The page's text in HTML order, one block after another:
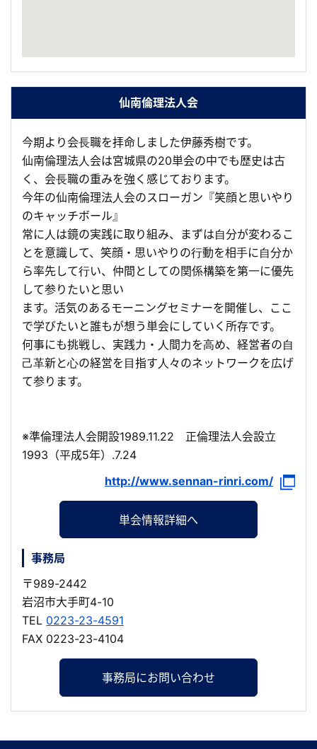
仙南倫理法人会
今期より会⻑職を拝命しました伊藤秀樹です。
仙南倫理法⼈会は宮城県の20単会の中でも歴史は古
く、会⻑職の重みを強く感じております。
今年の仙南倫理法⼈会のスローガン『笑顔と思いやり
のキャッチボール』
常に⼈は鏡の実践に取り組み、まずは⾃分が変わるこ
とを意識して、笑顔・思いやりの⾏動を相⼿に⾃分か
ら率先して⾏い、仲間としての関係構築を第⼀に優先
して参りたいと思い
ます。活気のあるモーニングセミナーを開催し、ここ
で学びたいと誰もが想う単会にしていく所存です。
何事にも挑戦し、実践⼒・⼈間⼒を⾼め、経営者の⾃
⼰⾰新と⼼の経営を⽬指す⼈々のネットワークを広げ
て参ります。
※準倫理法人会開設1989.11.22 正倫理法人会設立
1993（平成5年）.7.24
http://www.sennan-rinri.com/
単会情報詳細へ
事務局
〒989-2442
岩沼市大手町4-10
TEL 0223-23-4591
FAX 0223-23-4104
事務局にお問い合わせ